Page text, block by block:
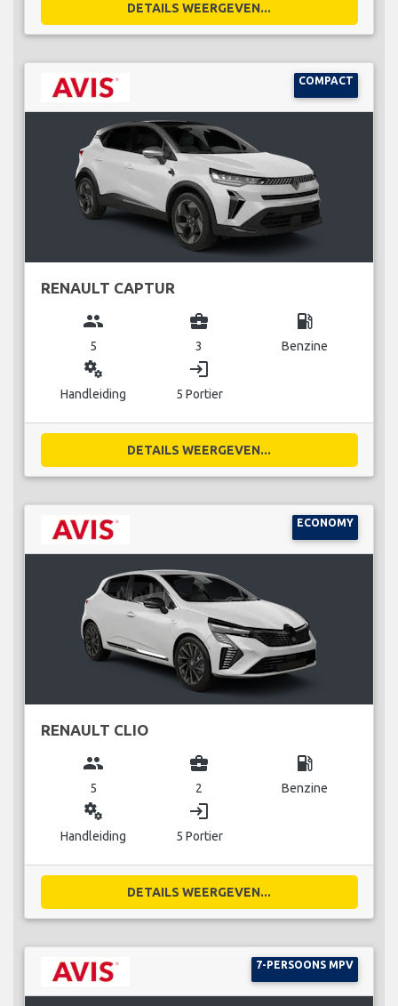
DETAILS WEERGEVEN...
COMPACT
RENAULT CAPTUR
group
5
business_center
3
local_gas_station
Benzine
miscellaneous_services
Handleiding
login
5 Portier
DETAILS WEERGEVEN...
ECONOMY
RENAULT CLIO
group
5
business_center
2
local_gas_station
Benzine
miscellaneous_services
Handleiding
login
5 Portier
DETAILS WEERGEVEN...
7-PERSOONS MPV